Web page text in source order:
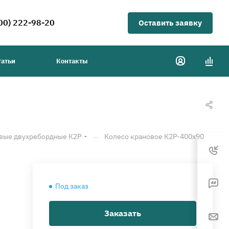
222-98-20 Оставить заявку
Контакты
двухребордные К2Р — Колесо крановое К2Р-400х90
Под заказ
Заказать